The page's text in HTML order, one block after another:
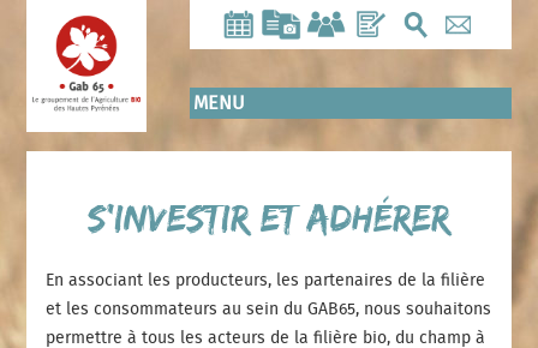
contenu
principal
MENU
S’investir et adhérer
En associant les producteurs, les partenaires de la filière
et les consommateurs au sein du GAB65, nous souhaitons
permettre à tous les acteurs de la filière bio, du champ à